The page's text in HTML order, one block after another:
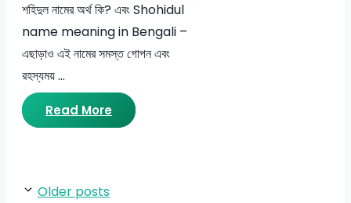
শহিদুল নামের অর্থ কি? এবং Shohidul
name meaning in Bengali –
এছাড়াও এই নামের সমস্ত গোপন এবং
রহস্যময় …
Read More
Older posts